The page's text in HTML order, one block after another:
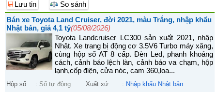
Lưu tin
So sánh
Bán xe Toyota Land Cruiser, đời 2021, màu Trắng, nhập khẩu
Nhật bản, giá 4,1 tỷ(05/08/2026)
Toyota Landcruiser LC300 sản xuất 2021, nhập
Nhật. Xe trang bị động cơ 3.5V6 Turbo máy xăng,
cùng hộp số AT 8 cấp. Đèn Led, phanh khoảng
cách, cảnh báo lệch làn, cảnh báo va chạm, hộp
lạnh,cốp điện, cửa nóc, cam 360,loa...
Hộp số : Số tự động Xuất xứ : Nhập khẩu Nhật bản